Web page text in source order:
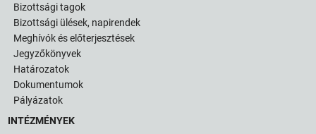
Bizottsági tagok
Bizottsági ülések, napirendek
Meghívók és előterjesztések
Jegyzőkönyvek
Határozatok
Dokumentumok
Pályázatok
INTÉZMÉNYEK